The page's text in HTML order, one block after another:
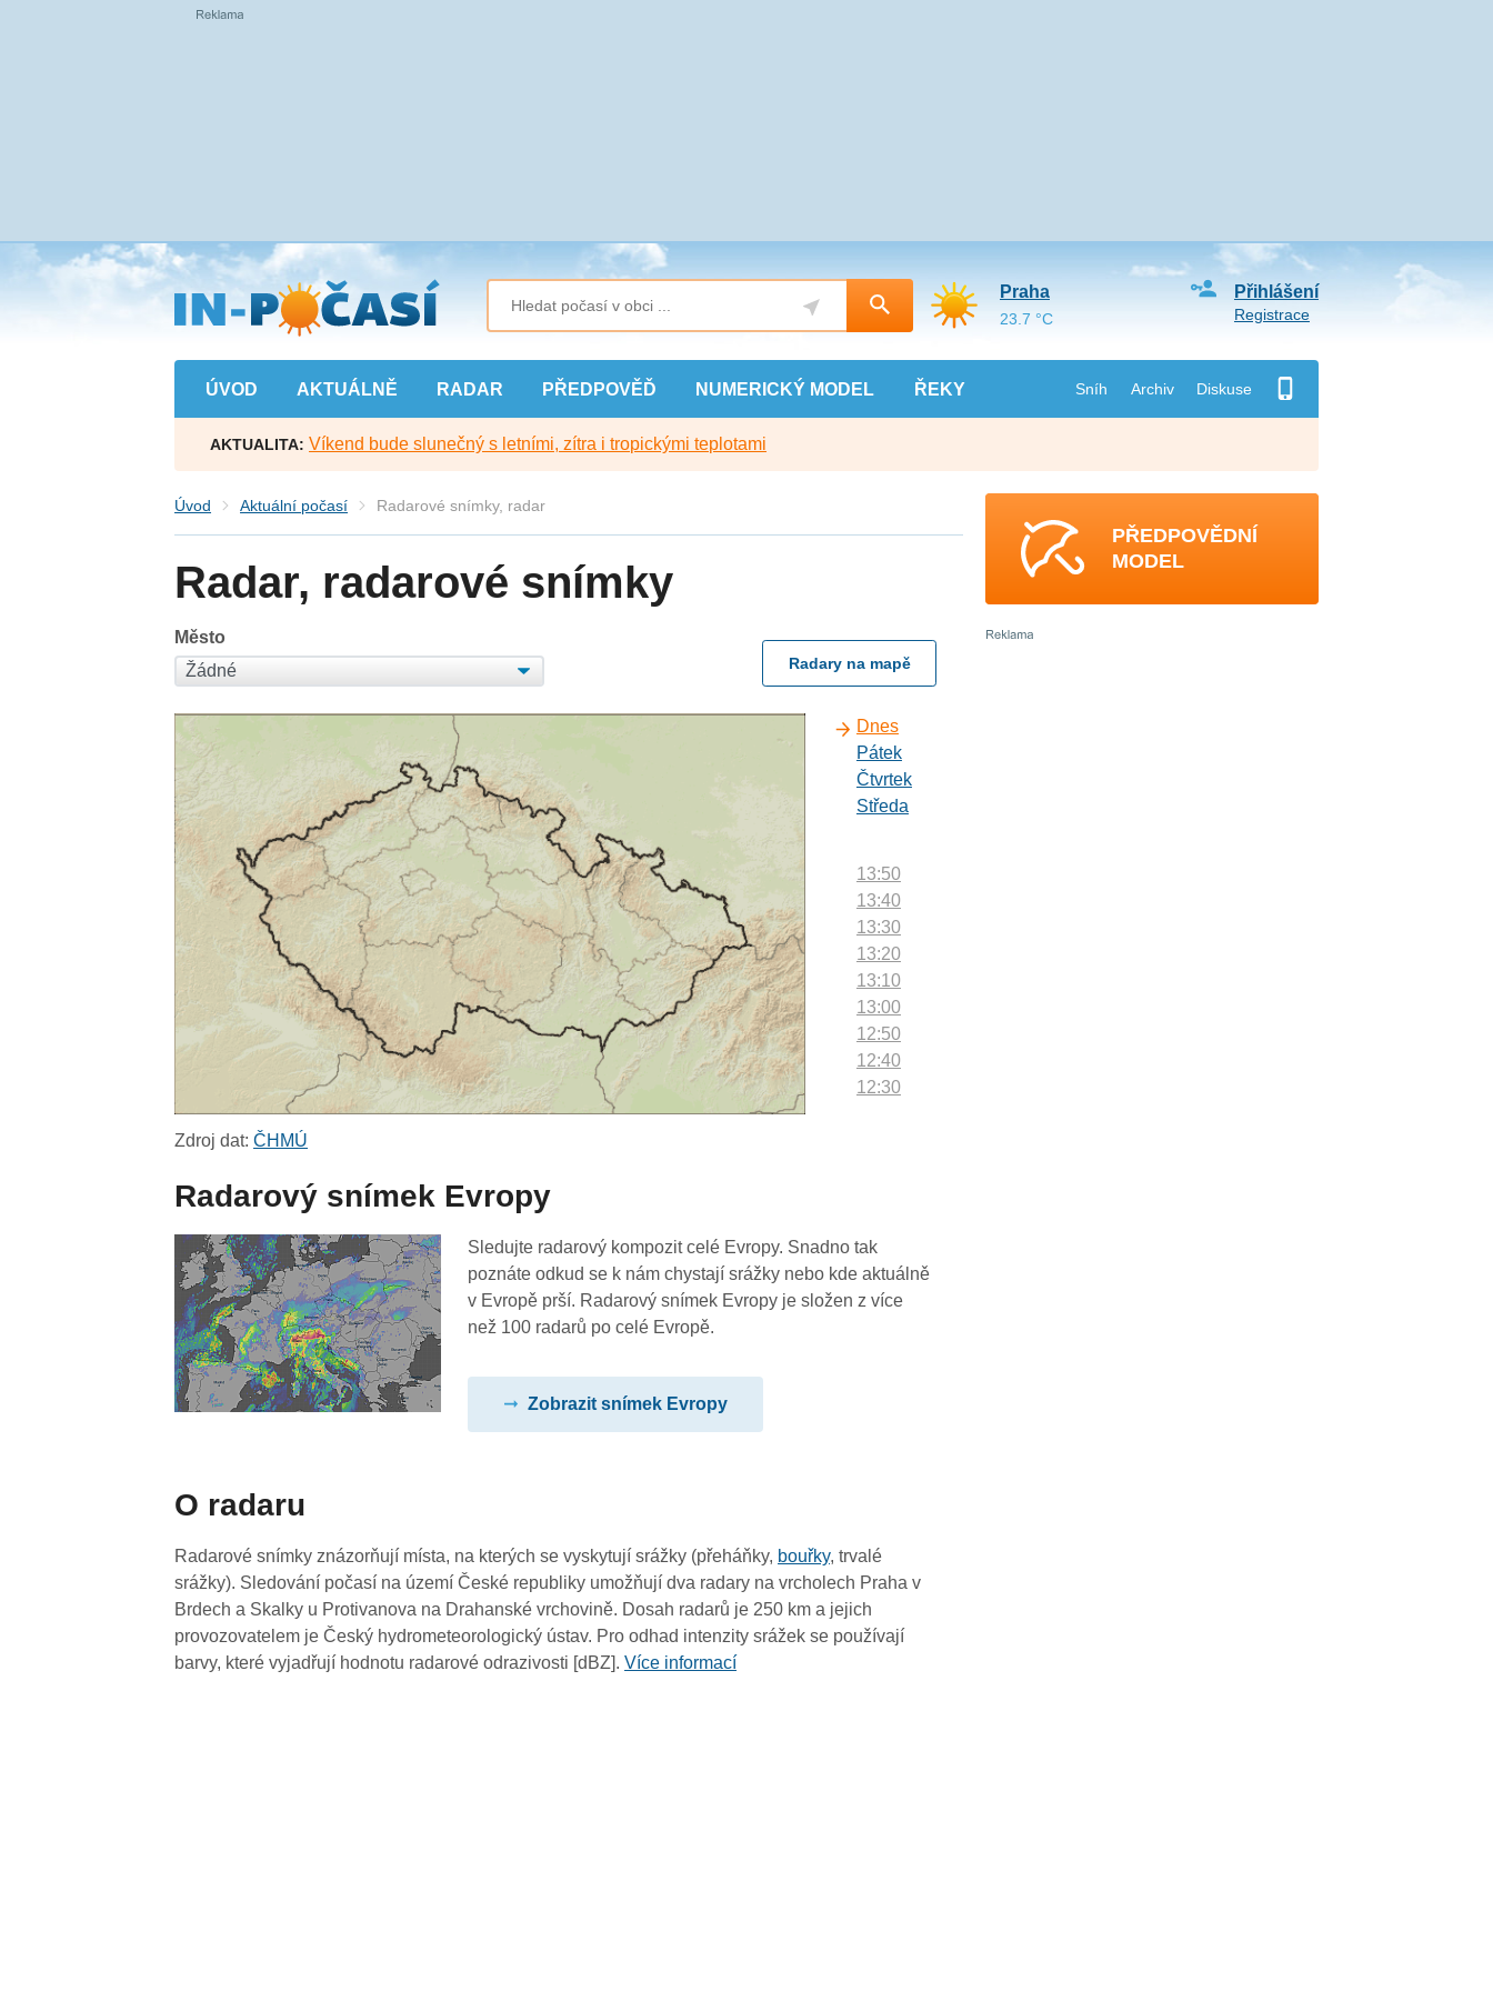
Přejít
na
hlavní
obsah
ÚVOD AKTUÁLNĚ RADAR PŘEDPOVĚĎ NUMERICKÝ MODEL ŘEKY Sníh Archiv Diskuse
Přihlášení
Registrace
Praha
23.7 °C
AKTUALITA: Víkend bude slunečný s letními, zítra i tropickými teplotami
Úvod Aktuální počasí Radarové snímky, radar
Radar, radarové snímky
Město
Radary na mapě
Dnes
Pátek
Čtvrtek
Středa
13:50
13:40
13:30
13:20
13:10
13:00
12:50
12:40
12:30
11:30
11:20
11:10
09:30
09:20
09:10
09:00
Zdroj dat:ČHMÚ
Radarový snímek Evropy
Sledujte radarový kompozit celé Evropy. Snadno tak
poznáte odkud se k nám chystají srážky nebo kde aktuálně
v Evropě prší. Radarový snímek Evropy je složen z více
než 100 radarů po celé Evropě.
Zobrazit snímek Evropy
O radaru
Radarové snímky znázorňují místa, na kterých se vyskytují srážky (přeháňky, bouřky, trvalé
srážky). Sledování počasí na území České republiky umožňují dva radary na vrcholech Praha v
Brdech a Skalky u Protivanova na Drahanské vrchovině. Dosah radarů je 250 km a jejich
provozovatelem je Český hydrometeorologický ústav. Pro odhad intenzity srážek se používají
barvy, které vyjadřují hodnotu radarové odrazivosti [dBZ].Více informací
PŘEDPOVĚDNÍ
MODEL